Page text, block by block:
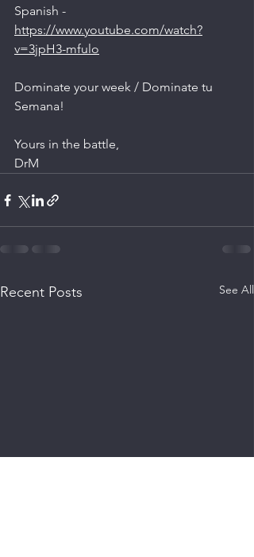
Spanish -
https://www.youtube.com/watch?
v=3jpH3-mfulo
Dominate your week / Dominate tu
Semana!
Yours in the battle,
DrM
Recent Posts See All